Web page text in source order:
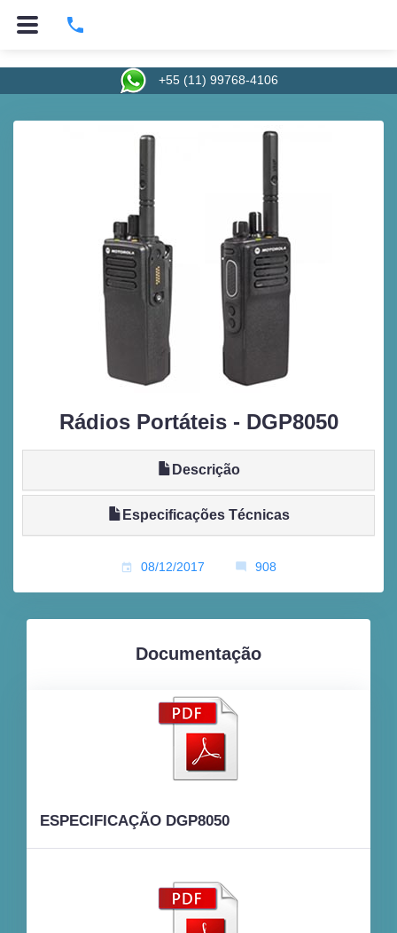
+55 (11) 99768-4106
Rádios Portáteis- DGP8050
Descrição
Especificações Técnicas
08/12/2017 908
Documentação
ESPECIFICAÇÃO DGP8050